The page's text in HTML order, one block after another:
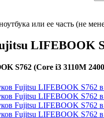
или ее часть (не
LIFEBOOK
S762 (Core i3 3110M